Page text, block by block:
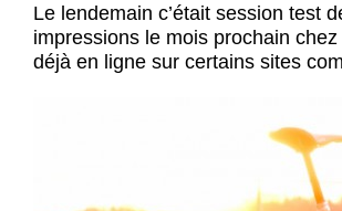
Le lendemain c’était session test
impressions le mois prochain chez
déjà en ligne sur certains sites